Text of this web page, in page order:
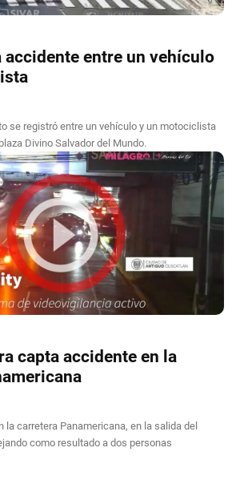
accidente entre un vehículo
se registró entre un vehículo y un motociclista
Divino Salvador del Mundo.
capta accidente en la
la carretera Panamericana, en la salida del
como resultado a dos personas